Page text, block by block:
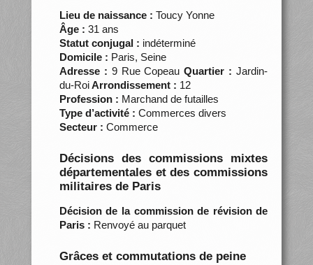
Lieu de naissance : Toucy Yonne
Âge : 31 ans
Statut conjugal : indéterminé
Domicile : Paris, Seine
Adresse : 9 Rue CopeauQuartier : Jardin-
du-RoiArrondissement : 12
Profession : Marchand de futailles
Type d’activité : Commerces divers
Secteur : Commerce
Décisions des commissions mixtes
départementales et des commissions
militaires de Paris
Décision de la commission de révision de
Paris : Renvoyé au parquet
Grâces et commutations de peine